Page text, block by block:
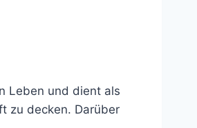
Leben und dient als
zu decken. Darüber